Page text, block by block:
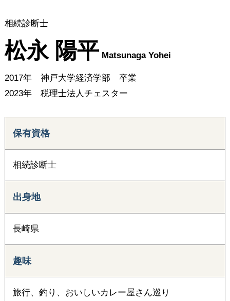
相続診断士
松永 陽平Matsunaga Yohei
2017年 神戸大学経済学部 卒業
2023年 税理士法人チェスター
保有資格
相続診断士
出身地
長崎県
趣味
旅行、釣り、おいしいカレー屋さん巡り